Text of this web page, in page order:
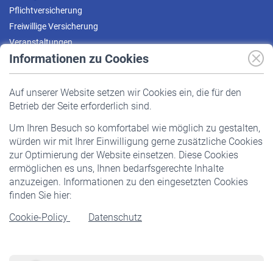
Informationen zu Cookies
Auf unserer Website setzen wir Cookies ein, die für den
Betrieb der Seite erforderlich sind.
Um Ihren Besuch so komfortabel wie möglich zu gestalten,
würden wir mit Ihrer Einwilligung gerne zusätzliche Cookies
zur Optimierung der Website einsetzen. Diese Cookies
ermöglichen es uns, Ihnen bedarfsgerechte Inhalte
anzuzeigen. Informationen zu den eingesetzten Cookies
finden Sie hier:
Cookie-Policy
Datenschutz
Pflichtversicherung
Freiwillige Versicherung
Veranstaltungen
Pflichtversicherung
Staatliche Förderung
Veranstaltungen
Rentner
Rentenbeginn
Rente beantragen